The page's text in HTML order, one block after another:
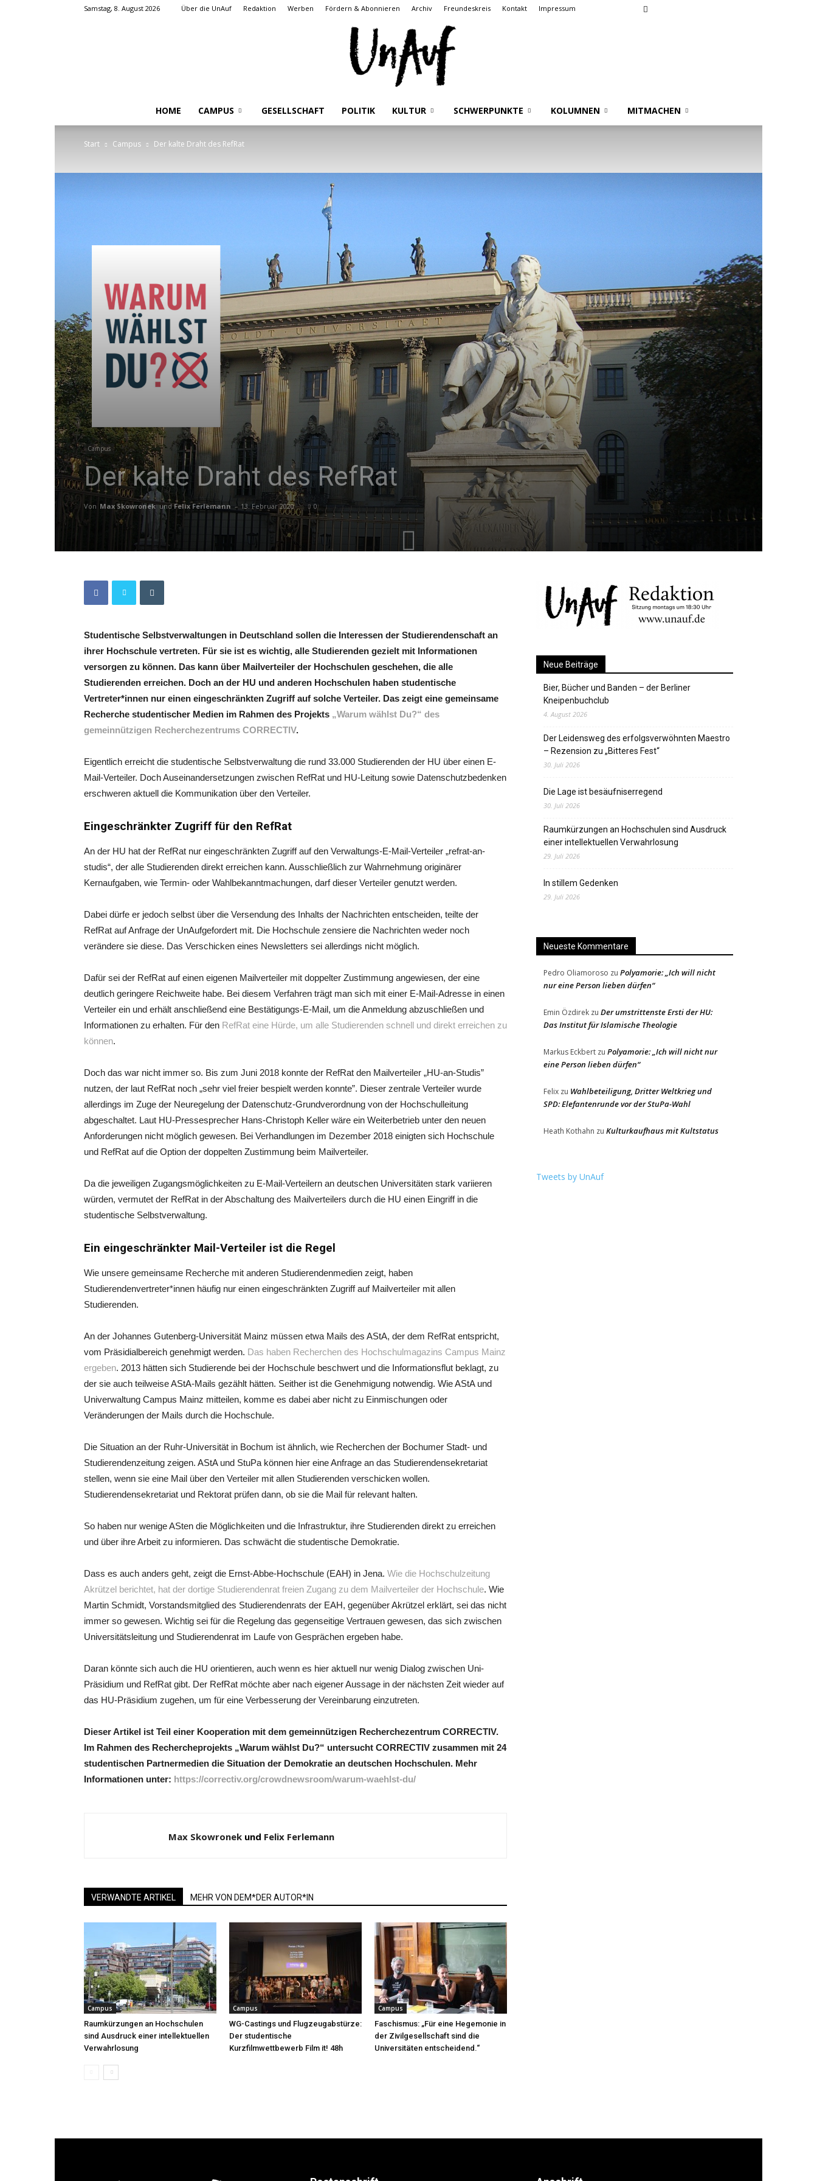
Samstag, 8. August 2026 Über die UnAuf Redaktion Werben Fördern & Abonnieren Archiv Freundeskreis Kontakt Impressum
Studierendenzeitung
der
HU
HOME CAMPUS GESELLSCHAFT POLITIK KULTUR SCHWERPUNKTE KOLUMNEN MITMACHEN
Start Campus Der kalte Draht des RefRat
Campus
Der kalte Draht des RefRat
Von Max Skowronek undFelix Ferlemann - 13. Februar 2020 0
Studentische Selbstverwaltungen in Deutschland sollen die Interessen der Studierendenschaft an
ihrer Hochschule vertreten. Für sie ist es wichtig, alle Studierenden gezielt mit Informationen
versorgen zu können. Das kann über Mailverteiler der Hochschulen geschehen, die alle
Studierenden erreichen. Doch an der HU und anderen Hochschulen haben studentische
Vertreter*innen nur einen eingeschränkten Zugriff auf solche Verteiler. Das zeigt eine gemeinsame
Recherche studentischer Medien im Rahmen des Projekts „Warum wählst Du?“ des
gemeinnützigen Recherchezentrums CORRECTIV.
Eigentlich erreicht die studentische Selbstverwaltung die rund 33.000 Studierenden der HU über einen E-
Mail-Verteiler. Doch Auseinandersetzungen zwischen RefRat und HU-Leitung sowie Datenschutzbedenken
erschweren aktuell die Kommunikation über den Verteiler.
Eingeschränkter Zugriff für den RefRat
An der HU hat der RefRat nur eingeschränkten Zugriff auf den Verwaltungs-E-Mail-Verteiler „refrat-an-
studis“, der alle Studierenden direkt erreichen kann. Ausschließlich zur Wahrnehmung originärer
Kernaufgaben, wie Termin- oder Wahlbekanntmachungen, darf dieser Verteiler genutzt werden.
Dabei dürfe er jedoch selbst über die Versendung des Inhalts der Nachrichten entscheiden, teilte der
RefRat auf Anfrage der UnAufgefordert mit. Die Hochschule zensiere die Nachrichten weder noch
verändere sie diese. Das Verschicken eines Newsletters sei allerdings nicht möglich.
Dafür sei der RefRat auf einen eigenen Mailverteiler mit doppelter Zustimmung angewiesen, der eine
deutlich geringere Reichweite habe. Bei diesem Verfahren trägt man sich mit einer E-Mail-Adresse in einen
Verteiler ein und erhält anschließend eine Bestätigungs-E-Mail, um die Anmeldung abzuschließen und
Informationen zu erhalten. Für den RefRat eine Hürde, um alle Studierenden schnell und direkt erreichen zu
können.
Doch das war nicht immer so. Bis zum Juni 2018 konnte der RefRat den Mailverteiler „HU-an-Studis”
nutzen, der laut RefRat noch „sehr viel freier bespielt werden konnte”. Dieser zentrale Verteiler wurde
allerdings im Zuge der Neuregelung der Datenschutz-Grundverordnung von der Hochschulleitung
abgeschaltet. Laut HU-Pressesprecher Hans-Christoph Keller wäre ein Weiterbetrieb unter den neuen
Anforderungen nicht möglich gewesen. Bei Verhandlungen im Dezember 2018 einigten sich Hochschule
und RefRat auf die Option der doppelten Zustimmung beim Mailverteiler.
Da die jeweiligen Zugangsmöglichkeiten zu E-Mail-Verteilern an deutschen Universitäten stark variieren
würden, vermutet der RefRat in der Abschaltung des Mailverteilers durch die HU einen Eingriff in die
studentische Selbstverwaltung.
Ein eingeschränkter Mail-Verteiler ist die Regel
Wie unsere gemeinsame Recherche mit anderen Studierendenmedien zeigt, haben
Studierendenvertreter*innen häufig nur einen eingeschränkten Zugriff auf Mailverteiler mit allen
Studierenden.
An der Johannes Gutenberg-Universität Mainz müssen etwa Mails des AStA, der dem RefRat entspricht,
vom Präsidialbereich genehmigt werden. Das haben Recherchen des Hochschulmagazins Campus Mainz
ergeben. 2013 hätten sich Studierende bei der Hochschule beschwert und die Informationsflut beklagt, zu
der sie auch teilweise AStA-Mails gezählt hätten. Seither ist die Genehmigung notwendig. Wie AStA und
Univerwaltung Campus Mainz mitteilen, komme es dabei aber nicht zu Einmischungen oder
Veränderungen der Mails durch die Hochschule.
Die Situation an der Ruhr-Universität in Bochum ist ähnlich, wie Recherchen der Bochumer Stadt- und
Studierendenzeitung zeigen. AStA und StuPa können hier eine Anfrage an das Studierendensekretariat
stellen, wenn sie eine Mail über den Verteiler mit allen Studierenden verschicken wollen.
Studierendensekretariat und Rektorat prüfen dann, ob sie die Mail für relevant halten.
So haben nur wenige ASten die Möglichkeiten und die Infrastruktur, ihre Studierenden direkt zu erreichen
und über ihre Arbeit zu informieren. Das schwächt die studentische Demokratie.
Dass es auch anders geht, zeigt die Ernst-Abbe-Hochschule (EAH) in Jena. Wie die Hochschulzeitung
Akrützel berichtet, hat der dortige Studierendenrat freien Zugang zu dem Mailverteiler der Hochschule. Wie
Martin Schmidt, Vorstandsmitglied des Studierendenrats der EAH, gegenüber Akrützel erklärt, sei das nicht
immer so gewesen. Wichtig sei für die Regelung das gegenseitige Vertrauen gewesen, das sich zwischen
Universitätsleitung und Studierendenrat im Laufe von Gesprächen ergeben habe.
Daran könnte sich auch die HU orientieren, auch wenn es hier aktuell nur wenig Dialog zwischen Uni-
Präsidium und RefRat gibt. Der RefRat möchte aber nach eigener Aussage in der nächsten Zeit wieder auf
das HU-Präsidium zugehen, um für eine Verbesserung der Vereinbarung einzutreten.
Dieser Artikel ist Teil einer Kooperation mit dem gemeinnützigen Recherchezentrum CORRECTIV.
Im Rahmen des Rechercheprojekts „Warum wählst Du?“ untersucht CORRECTIV zusammen mit 24
studentischen Partnermedien die Situation der Demokratie an deutschen Hochschulen. Mehr
Informationen unter: https://correctiv.org/crowdnewsroom/warum-waehlst-du/
Max Skowronek und Felix Ferlemann
VERWANDTE ARTIKEL MEHR VON DEM*DER AUTOR*IN
Campus
Raumkürzungen an Hochschulen
sind Ausdruck einer intellektuellen
Verwahrlosung
Campus
WG-Castings und Flugzeugabstürze:
Der studentische
Kurzfilmwettbewerb Film it! 48h
Campus
Faschismus: „Für eine Hegemonie in
der Zivilgesellschaft sind die
Universitäten entscheidend.“
Neue Beiträge
Bier, Bücher und Banden – der Berliner
Kneipenbuchclub
4. August 2026
Der Leidensweg des erfolgsverwöhnten Maestro
– Rezension zu „Bitteres Fest“
30. Juli 2026
Die Lage ist besäufniserregend
30. Juli 2026
Raumkürzungen an Hochschulen sind Ausdruck
einer intellektuellen Verwahrlosung
29. Juli 2026
In stillem Gedenken
29. Juli 2026
Neueste Kommentare
Pedro Oliamoroso zu Polyamorie: „Ich will nicht
nur eine Person lieben dürfen“
Emin Özdirek zu Der umstrittenste Ersti der HU:
Das Institut für Islamische Theologie
Markus Eckbert zu Polyamorie: „Ich will nicht nur
eine Person lieben dürfen“
Felix zu Wahlbeteiligung, Dritter Weltkrieg und
SPD: Elefantenrunde vor der StuPa-Wahl
Heath Kothahn zu Kulturkaufhaus mit Kultstatus
Tweets by UnAuf